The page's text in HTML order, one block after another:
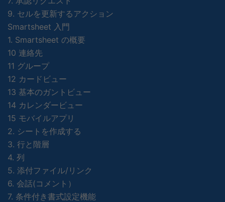
9. セルを更新するアクション
Smartsheet 入門
1. Smartsheet の概要
10 連絡先
11 グループ
12 カードビュー
13 基本のガントビュー
14 カレンダービュー
15 モバイルアプリ
2. シートを作成する
3. 行と階層
4. 列
5. 添付ファイル/リンク
6. 会話(コメント）
7. 条件付き書式設定機能